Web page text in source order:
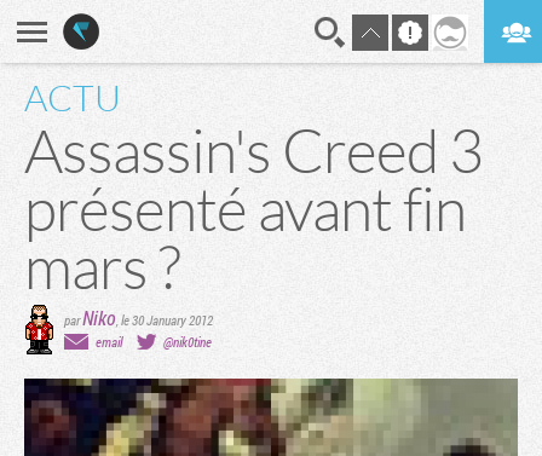
ACTU
Assassin's Creed 3
présenté avant fin
mars ?
parNiko,le 30 January 2012
email
@nik0tine